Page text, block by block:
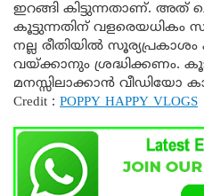
ഇറങ്ങി കിട്ടുന്നതാണ്. അത്
കൂട്ടുന്നതിന് വളരെയധികം
നല്ല രീതിയിൽ സൂര്യപ്രകാശം
വയ്ക്കാനും ശ്രദ്ധിക്കണം.
മനസ്സിലാക്കാൻ വീഡിയോ
Credit : POPPY HAPPY VLOGS